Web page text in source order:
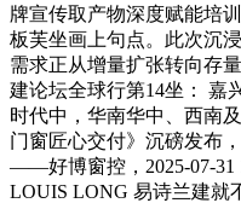
牌宣传取产物深度赋能培
板芙坐画上句点。此次沉
需求正从增量扩张转向存
建论坛全球行第14坐： 嘉
时代中，华南华中、西南
门窗匠心交付》沉磅发布
——好博窗控，2025-07-31
LOUIS LONG 易诗兰建就